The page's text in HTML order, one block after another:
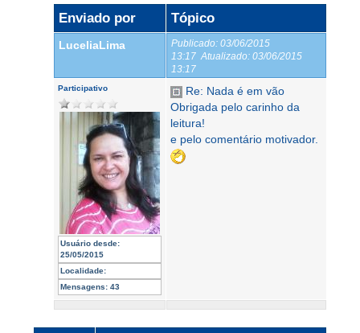
Enviado por Tópico
LuceliaLima Publicado: 03/06/2015
13:17 Atualizado: 03/06/2015
13:17
Participativo
Usuário desde:
25/05/2015
Localidade:
Mensagens: 43
Re: Nada é em vão
Obrigada pelo carinho da
leitura!
e pelo comentário motivador.